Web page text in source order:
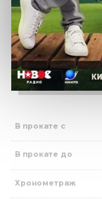
В прокате с
В прокате до
Хронометраж